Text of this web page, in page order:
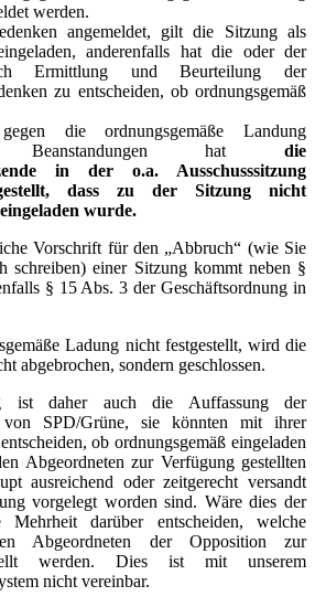
werden.
angemeldet, gilt die Sitzung als
anderenfalls hat die oder der
Ermittlung und Beurteilung der
zu entscheiden, ob ordnungsgemäß
die ordnungsgemäße Landung
Beanstandungen hat die
in der o.a. Ausschusssitzung
dass zu der Sitzung nicht
wurde.
Vorschrift für den „Abbruch“ (wie Sie
schreiben) einer Sitzung kommt neben §
§ 15 Abs. 3 der Geschäftsordnung in
Ladung nicht festgestellt, wird die
abgebrochen, sondern geschlossen.
daher auch die Auffassung der
von SPD/Grüne, sie könnten mit ihrer
ob ordnungsgemäß eingeladen
Abgeordneten zur Verfügung gestellten
ausreichend oder zeitgerecht versandt
vorgelegt worden sind. Wäre dies der
darüber entscheiden, welche
Abgeordneten der Opposition zur
werden. Dies ist mit unserem
nicht vereinbar.